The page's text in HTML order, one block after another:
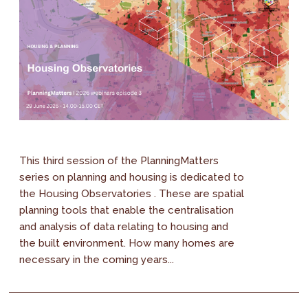
This third session of the PlanningMatters
series on planning and housing is dedicated to
the Housing Observatories . These are spatial
planning tools that enable the centralisation
and analysis of data relating to housing and
the built environment. How many homes are
necessary in the coming years...